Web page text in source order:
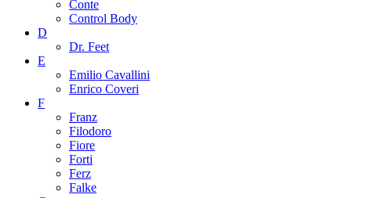
Conte
Control Body
D
Dr. Feet
E
Emilio Cavallini
Enrico Coveri
F
Franz
Filodoro
Fiore
Forti
Ferz
Falke